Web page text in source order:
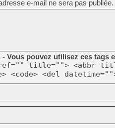
e-mail ne sera pas publiée.
- Vous pouvez utilisez ces tags
title=""> <abbr
<code> <del